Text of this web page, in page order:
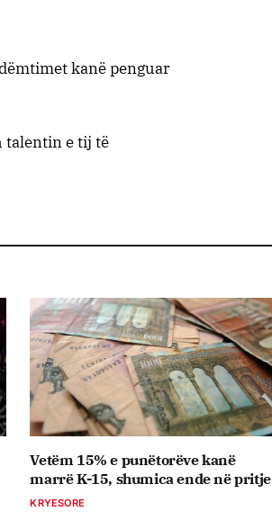
kanë penguar
talentin e tij të
Vetëm 15% e punëtorëve kanë
marrë K-15, shumica ende në pritje
KRYESORE